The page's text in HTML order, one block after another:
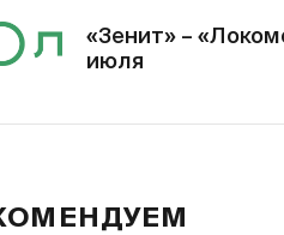
«Зенит» –
июля